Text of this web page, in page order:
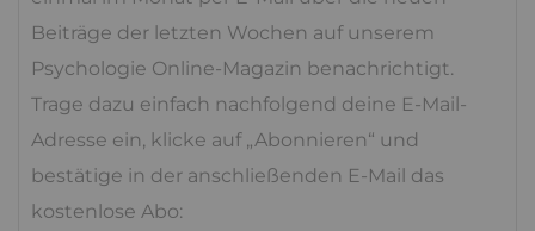
Beiträge der letzten Wochen auf unserem
Psychologie Online-Magazin benachrichtigt.
Trage dazu einfach nachfolgend deine E-Mail-
Adresse ein, klicke auf „Abonnieren“ und
bestätige in der anschließenden E-Mail das
kostenlose Abo: